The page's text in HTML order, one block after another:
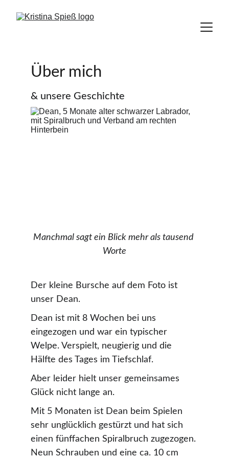
Über mich
& unsere Geschichte
Manchmal sagt ein Blick mehr als tausend
Worte
Der kleine Bursche auf dem Foto ist
unser Dean.
Dean ist mit 8 Wochen bei uns
eingezogen und war ein typischer
Welpe. Verspielt, neugierig und die
Hälfte des Tages im Tiefschlaf.
Aber leider hielt unser gemeinsames
Glück nicht lange an.
Mit 5 Monaten ist Dean beim Spielen
sehr unglücklich gestürzt und hat sich
einen fünffachen Spiralbruch zugezogen.
Neun Schrauben und eine ca. 10 cm